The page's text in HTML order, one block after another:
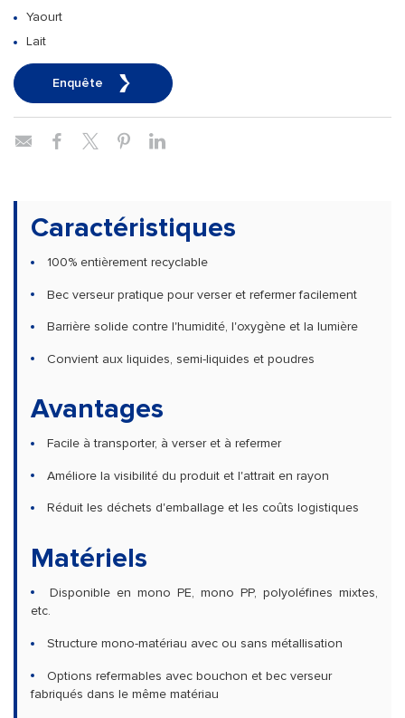
Yaourt
Lait
Enquête
Caractéristiques
100% entièrement recyclable
Bec verseur pratique pour verser et refermer facilement
Barrière solide contre l'humidité, l'oxygène et la lumière
Convient aux liquides, semi-liquides et poudres
Avantages
Facile à transporter, à verser et à refermer
Améliore la visibilité du produit et l'attrait en rayon
Réduit les déchets d'emballage et les coûts logistiques
Matériels
Disponible en mono PE, mono PP, polyoléfines mixtes,
etc.
Structure mono-matériau avec ou sans métallisation
Options refermables avec bouchon et bec verseur
fabriqués dans le même matériau